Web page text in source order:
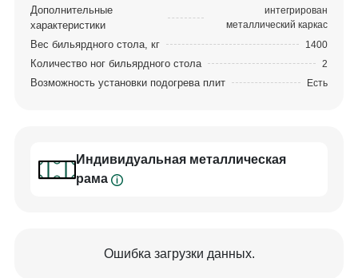
рама, благодаря которой он максимально
статичен. Металлокаркас обеспечивает
неподвижность конструкции, дает максимально
точный отскок шара и исключает деформацию
дерева от перепадов влажности и температуры.
Композиция коллекции строится на четком ритме
прямых линий, плоскостей и граней. Строгая
Дополнительные
характеристики
интегрирован
металлический каркас
Вес бильярдного стола, кг 1400
Количество ног бильярдного стола 2
Возможность установки подогрева плит Есть
Индивидуальная металлическая
рама
Ошибка загрузки данных.